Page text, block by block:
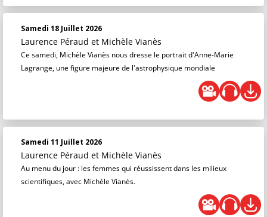
Samedi 18 Juillet 2026
Laurence Péraud et Michèle Vianès
Ce samedi, Michèle Vianès nous dresse le portrait d'Anne-Marie
Lagrange, une figure majeure de l'astrophysique mondiale
Samedi 11 Juillet 2026
Laurence Péraud et Michèle Vianès
Au menu du jour : les femmes qui réussissent dans les milieux
scientifiques, avec Michèle Vianès.